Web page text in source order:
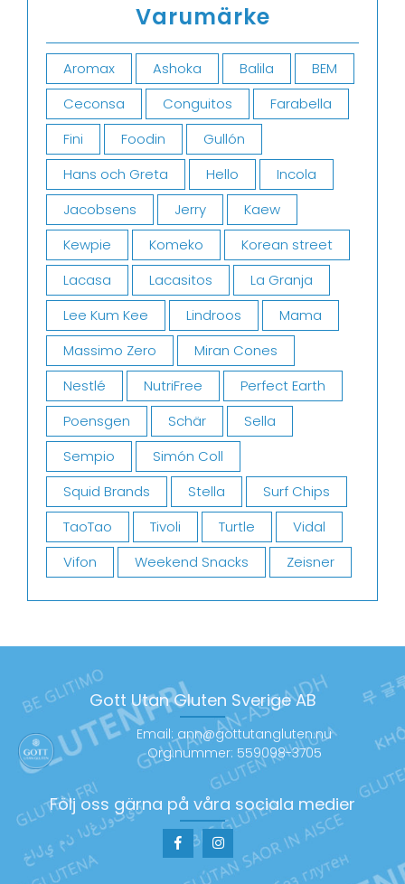
Varumärke
Aromax Ashoka Balila
BEM
Ceconsa
Conguitos
Farabella
Fini
Foodin
Gullón
Hans och Greta
Hello
Incola
Jacobsens
Jerry
Kaew
Kewpie
Komeko
Korean street
Lacasa
Lacasitos
La Granja
Lee Kum Kee
Lindroos
Mama
Massimo Zero
Miran Cones
Nestlé
NutriFree
Perfect Earth
Poensgen
Schär
Sella
Sempio
Simón Coll
Squid Brands
Stella
Surf Chips
TaoTao
Tivoli Turtle
Vidal
Vifon
Weekend Snacks Zeisner
Gott Utan Gluten Sverige AB
Email: ann@gottutangluten.nu
Org.nummer: 559098-3705
Följ oss gärna på våra sociala medier